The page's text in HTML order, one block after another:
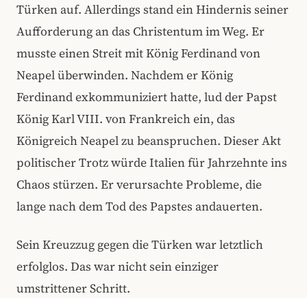
Türken auf. Allerdings stand ein Hindernis seiner
Aufforderung an das Christentum im Weg. Er
musste einen Streit mit König Ferdinand von
Neapel überwinden. Nachdem er König
Ferdinand exkommuniziert hatte, lud der Papst
König Karl VIII. von Frankreich ein, das
Königreich Neapel zu beanspruchen. Dieser Akt
politischer Trotz würde Italien für Jahrzehnte ins
Chaos stürzen. Er verursachte Probleme, die
lange nach dem Tod des Papstes andauerten.
Sein Kreuzzug gegen die Türken war letztlich
erfolglos. Das war nicht sein einziger
umstrittener Schritt.